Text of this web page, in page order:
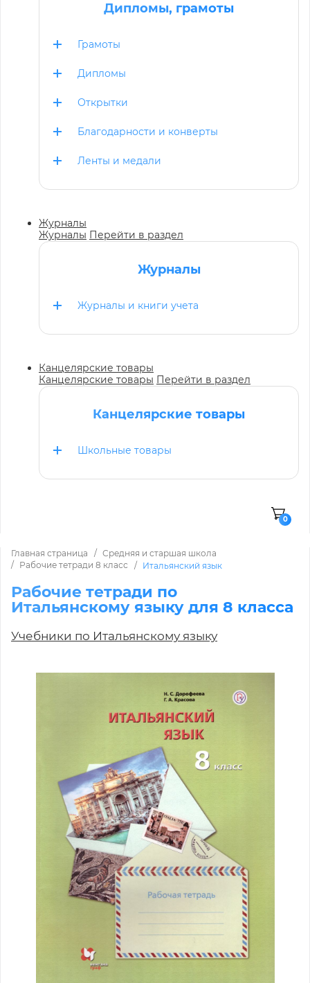
Дипломы, грамоты
Грамоты
Дипломы
Открытки
Благодарности и конверты
Ленты и медали
Журналы
Журналы Перейти в раздел
Журналы
Журналы и книги учета
Канцелярские товары
Канцелярские товары Перейти в раздел
Канцелярские товары
Школьные товары
0
Главная страница
Средняя и старшая школа
Рабочие тетради 8 класс
Итальянский язык
Рабочие тетради по
Итальянскому языку для 8 класса
Учебники по Итальянскому языку